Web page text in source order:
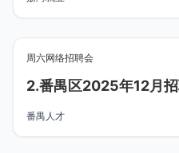
周六网络招聘会
2.番禺区2025年12月
番禺人才